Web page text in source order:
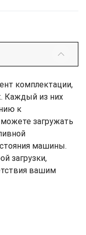
комплектации,
Каждый из них
к
загружать
машины.
загрузки,
вашим